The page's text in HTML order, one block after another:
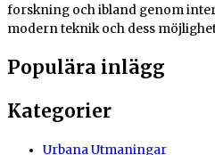
forskning och ibland genom
modern teknik och dess
Populära inlägg
Kategorier
Urbana Utmaningar